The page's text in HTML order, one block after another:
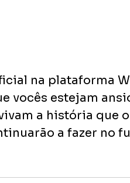
na plataforma
vocês estejam
a história que
a fazer no